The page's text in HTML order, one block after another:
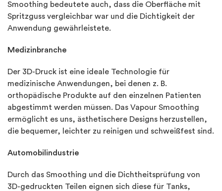
Smoothing bedeutete auch, dass die Oberfläche mit
Spritzguss vergleichbar war und die Dichtigkeit der
Anwendung gewährleistete.
Medizinbranche
Der 3D-Druck ist eine ideale Technologie für
medizinische Anwendungen, bei denen z. B.
orthopädische Produkte auf den einzelnen Patienten
abgestimmt werden müssen. Das Vapour Smoothing
ermöglicht es uns, ästhetischere Designs herzustellen,
die bequemer, leichter zu reinigen und schweißfest sind.
Automobilindustrie
Durch das Smoothing und die Dichtheitsprüfung von
3D-gedruckten Teilen eignen sich diese für Tanks,